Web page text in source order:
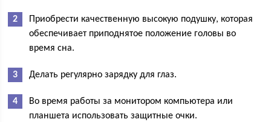
Приобрести качественную высокую подушку, которая
обеспечивает приподнятое положение головы во
время сна.
Делать регулярно зарядку для глаз.
Во время работы за монитором компьютера или
планшета использовать защитные очки.